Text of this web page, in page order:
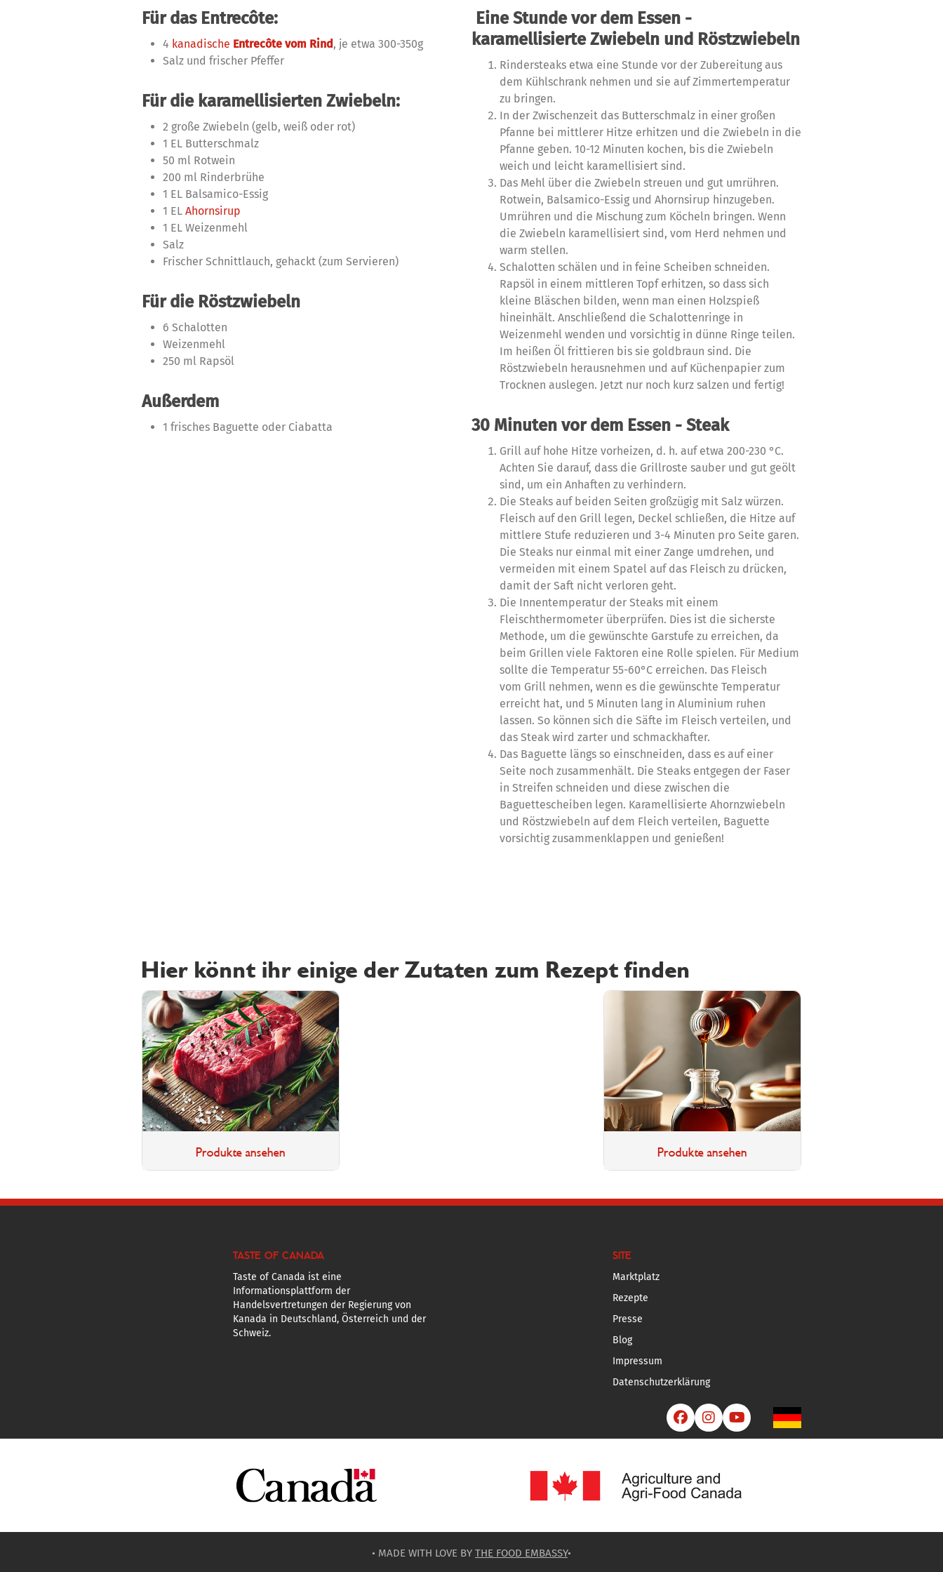
Für das Entrecôte:
4 kanadische Entrecôte vom Rind , je etwa 300-350g
Salz und frischer Pfeffer
Für die karamellisierten Zwiebeln:
2 große Zwiebeln (gelb, weiß oder rot)
1 EL Butterschmalz
50 ml Rotwein
200 ml Rinderbrühe
1 EL Balsamico-Essig
1 EL Ahornsirup
1 EL Weizenmehl
Salz
Frischer Schnittlauch, gehackt (zum Servieren)
Für die Röstzwiebeln
6 Schalotten
Weizenmehl
250 ml Rapsöl
Außerdem
1 frisches Baguette oder Ciabatta
Eine Stunde vor dem Essen -
karamellisierte Zwiebeln und Röstzwiebeln
Rindersteaks etwa eine Stunde vor der Zubereitung aus
dem Kühlschrank nehmen und sie auf Zimmertemperatur
zu bringen.
In der Zwischenzeit das Butterschmalz in einer großen
Pfanne bei mittlerer Hitze erhitzen und die Zwiebeln in die
Pfanne geben. 10-12 Minuten kochen, bis die Zwiebeln
weich und leicht karamellisiert sind.
Das Mehl über die Zwiebeln streuen und gut umrühren.
Rotwein, Balsamico-Essig und Ahornsirup hinzugeben.
Umrühren und die Mischung zum Köcheln bringen. Wenn
die Zwiebeln karamellisiert sind, vom Herd nehmen und
warm stellen.
Schalotten schälen und in feine Scheiben schneiden.
Rapsöl in einem mittleren Topf erhitzen, so dass sich
kleine Bläschen bilden, wenn man einen Holzspieß
hineinhält. Anschließend die Schalottenringe in
Weizenmehl wenden und vorsichtig in dünne Ringe teilen.
Im heißen Öl frittieren bis sie goldbraun sind. Die
Röstzwiebeln herausnehmen und auf Küchenpapier zum
Trocknen auslegen. Jetzt nur noch kurz salzen und fertig!
30 Minuten vor dem Essen - Steak
Grill auf hohe Hitze vorheizen, d. h. auf etwa 200-230 °C.
Achten Sie darauf, dass die Grillroste sauber und gut geölt
sind, um ein Anhaften zu verhindern.
Die Steaks auf beiden Seiten großzügig mit Salz würzen.
Fleisch auf den Grill legen, Deckel schließen, die Hitze auf
mittlere Stufe reduzieren und 3-4 Minuten pro Seite garen.
Die Steaks nur einmal mit einer Zange umdrehen, und
vermeiden mit einem Spatel auf das Fleisch zu drücken,
damit der Saft nicht verloren geht.
Die Innentemperatur der Steaks mit einem
Fleischthermometer überprüfen. Dies ist die sicherste
Methode, um die gewünschte Garstufe zu erreichen, da
beim Grillen viele Faktoren eine Rolle spielen. Für Medium
sollte die Temperatur 55-60°C erreichen. Das Fleisch
vom Grill nehmen, wenn es die gewünschte Temperatur
erreicht hat, und 5 Minuten lang in Aluminium ruhen
lassen. So können sich die Säfte im Fleisch verteilen, und
das Steak wird zarter und schmackhafter.
Das Baguette längs so einschneiden, dass es auf einer
Seite noch zusammenhält. Die Steaks entgegen der Faser
in Streifen schneiden und diese zwischen die
Baguettescheiben legen. Karamellisierte Ahornzwiebeln
und Röstzwiebeln auf dem Fleich verteilen, Baguette
vorsichtig zusammenklappen und genießen!
Hier könnt ihr einige der Zutaten zum Rezept finden
Produkte ansehen Produkte ansehen
TASTE OF CANADA
Taste of Canada ist eine
Informationsplattform der
Handelsvertretungen der Regierung von
Kanada in Deutschland, Österreich und der
Schweiz.
SITE
Marktplatz
Rezepte
Presse
Blog
Impressum
Datenschutzerklärung
  
• MADE WITH LOVE BY THE FOOD EMBASSY•